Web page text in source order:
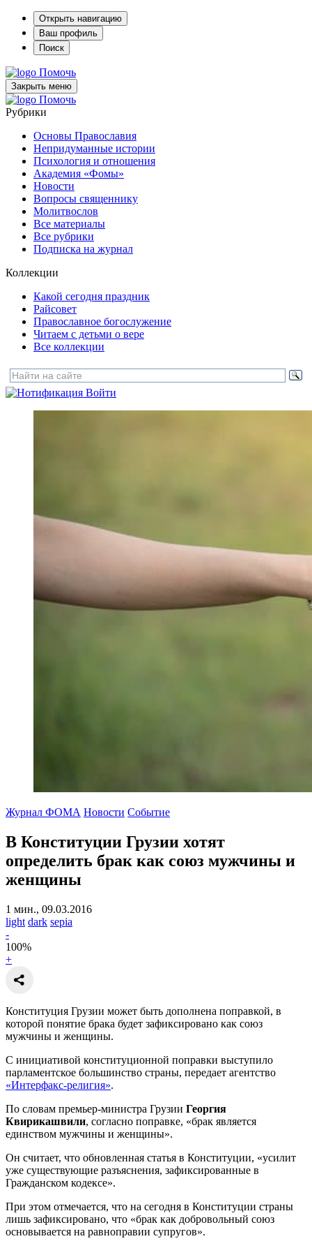
Открыть навигацию
Ваш профиль
Поиск
Помочь
Закрыть меню
Помочь
Рубрики
Основы Православия
Непридуманные истории
Психология и отношения
Академия «Фомы»
Новости
Вопросы священнику
Молитвослов
Все материалы
Все рубрики
Подписка на журнал
Коллекции
Какой сегодня праздник
Райсовет
Православное богослужение
Читаем с детьми о вере
Все коллекции
Войти
Журнал ФОМА Новости Событие
В Конституции Грузии хотят
определить брак как союз мужчины и
женщины
1 мин., 09.03.2016
light dark sepia
-
100%
+
Конституция Грузии может быть дополнена поправкой, в
которой понятие брака будет зафиксировано как союз
мужчины и женщины.
С инициативой конституционной поправки выступило
парламентское большинство страны, передает агентство
«Интерфакс-религия».
По словам премьер-министра Грузии Георгия
Квирикашвили, согласно поправке, «брак является
единством мужчины и женщины».
Он считает, что обновленная статья в Конституции, «усилит
уже существующие разъяснения, зафиксированные в
Гражданском кодексе».
При этом отмечается, что на сегодня в Конституции страны
лишь зафиксировано, что «брак как добровольный союз
основывается на равноправии супругов».